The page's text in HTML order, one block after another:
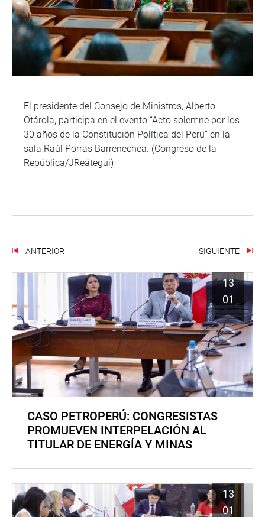
El presidente del Consejo de Ministros, Alberto
Otárola, participa en el evento “Acto solemne por los
30 años de la Constitución Política del Perú” en la
sala Raúl Porras Barrenechea. (Congreso de la
República/JReátegui)
ANTERIOR SIGUIENTE
13
01
CASO PETROPERÚ: CONGRESISTAS
PROMUEVEN INTERPELACIÓN AL
TITULAR DE ENERGÍA Y MINAS
13
01